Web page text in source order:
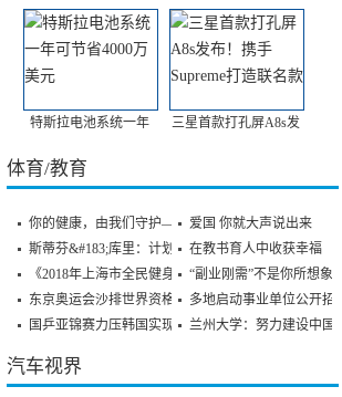
特斯拉电池系统一年 三星首款打孔屏A8s发
体育/教育
你的健康，由我们守护——
斯蒂芬&#183;库里：计划参
《2018年上海市全民健身发
东京奥运会沙排世界资格赛
国乒亚锦赛力压韩国实现男
爱国 你就大声说出来
在教书育人中收获幸福
“副业刚需”不是你所想象
多地启动事业单位公开招聘
兰州大学：努力建设中国特
汽车视界